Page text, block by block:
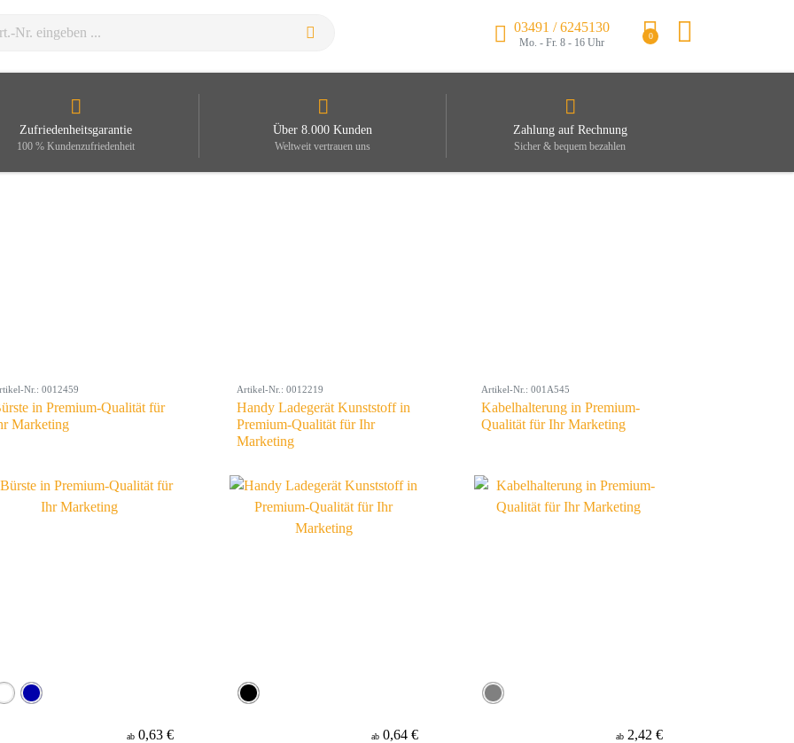
03491 / 6245130
Mo. - Fr. 8 - 16 Uhr
0
Zufriedenheitsgarantie
100 % Kundenzufriedenheit
Über 8.000 Kunden
Weltweit vertrauen uns
Zahlung auf Rechnung
Sicher & bequem bezahlen
Nr.: 0012459
in Premium-Qualität für
Marketing
ab 0,63 €
Artikel-Nr.: 0012219
Handy Ladegerät Kunststoff in
Premium-Qualität für Ihr
Marketing
ab 0,64 €
Artikel-Nr.: 001A545
Kabelhalterung in Premium-
Qualität für Ihr Marketing
ab 2,42 €